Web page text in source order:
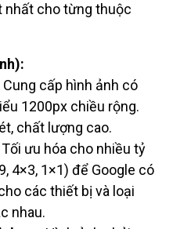
nhất cho từng thuộc
Cung cấp hình ảnh có
1200px chiều rộng.
chất lượng cao.
Tối ưu hóa cho nhiều tỷ
4×3, 1×1) để Google có
các thiết bị và loại
nhau.